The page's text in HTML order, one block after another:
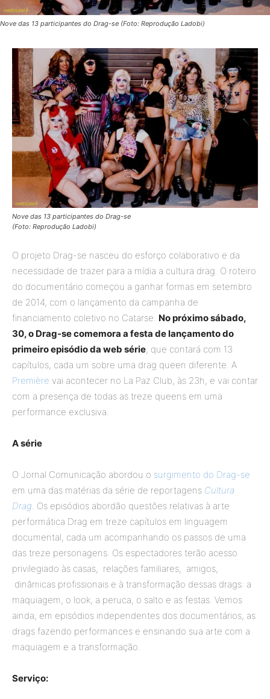
Nove das 13 participantes do Drag-se (Foto: Reprodução Ladobi)
Nove das 13 participantes do Drag-se
(Foto: Reprodução Ladobi)
O projeto Drag-se nasceu do esforço colaborativo e da
necessidade de trazer para a mídia a cultura drag. O roteiro
do documentário começou a ganhar formas em setembro
de 2014, com o lançamento da campanha de
financiamento coletivo no Catarse. No próximo sábado,
30, o Drag-se comemora a festa de lançamento do
primeiro episódio da web série, que contará com 13
capítulos, cada um sobre uma drag queen diferente. A
Première vai acontecer no La Paz Club, às 23h, e vai contar
com a presença de todas as treze queens em uma
performance exclusiva.
A série
O Jornal Comunicação abordou o surgimento do Drag-se
em uma das matérias da série de reportagens Cultura
Drag. Os episódios abordão questões relativas à arte
performática Drag em treze capítulos em linguagem
documental, cada um acompanhando os passos de uma
das treze personagens. Os espectadores terão acesso
privilegiado às casas, relações familiares, amigos,
dinâmicas profissionais e à transformação dessas drags: a
maquiagem, o look, a peruca, o salto e as festas. Vemos
ainda, em episódios independentes dos documentários, as
drags fazendo performances e ensinando sua arte com a
maquiagem e a transformação.
Serviço: